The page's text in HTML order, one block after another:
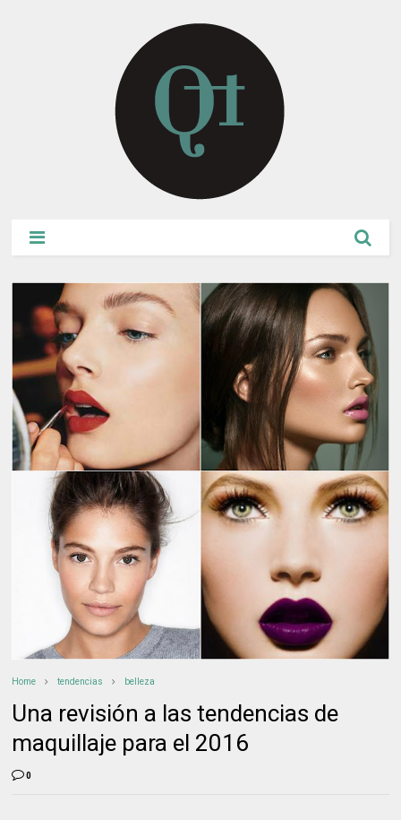
Home tendencias belleza
Una revisión a las tendencias de
maquillaje para el 2016
0